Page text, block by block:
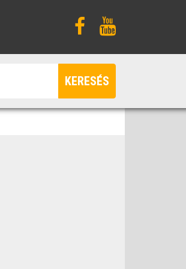
KERESÉS